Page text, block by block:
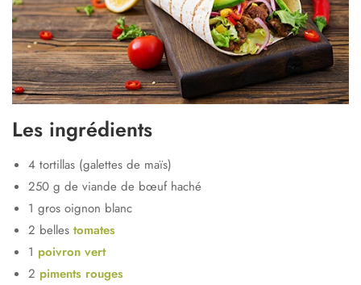
Les ingrédients
4 tortillas (galettes de maïs)
250 g de viande de bœuf haché
1 gros oignon blanc
2 belles tomates
1 poivron vert
2 piments rouges